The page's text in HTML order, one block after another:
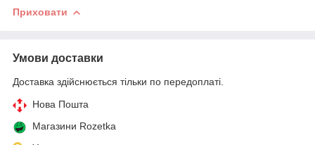
Приховати
Умови доставки
Доставка здійснюється тільки по передоплаті.
Нова Пошта
Магазини Rozetka